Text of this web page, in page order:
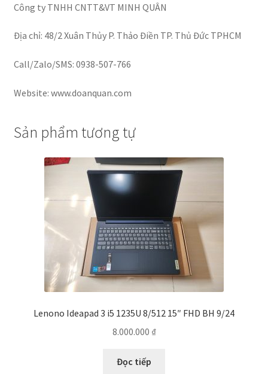
Công ty TNHH CNTT&VT MINH QUÂN
Địa chỉ: 48/2 Xuân Thủy P. Thảo Điền TP. Thủ Đức TPHCM
Call/Zalo/SMS: 0938-507-766
Website: www.doanquan.com
Sản phẩm tương tự
Lenono Ideapad 3 i5 1235U 8/512 15″ FHD BH 9/24
8.000.000 ₫
Đọc tiếp